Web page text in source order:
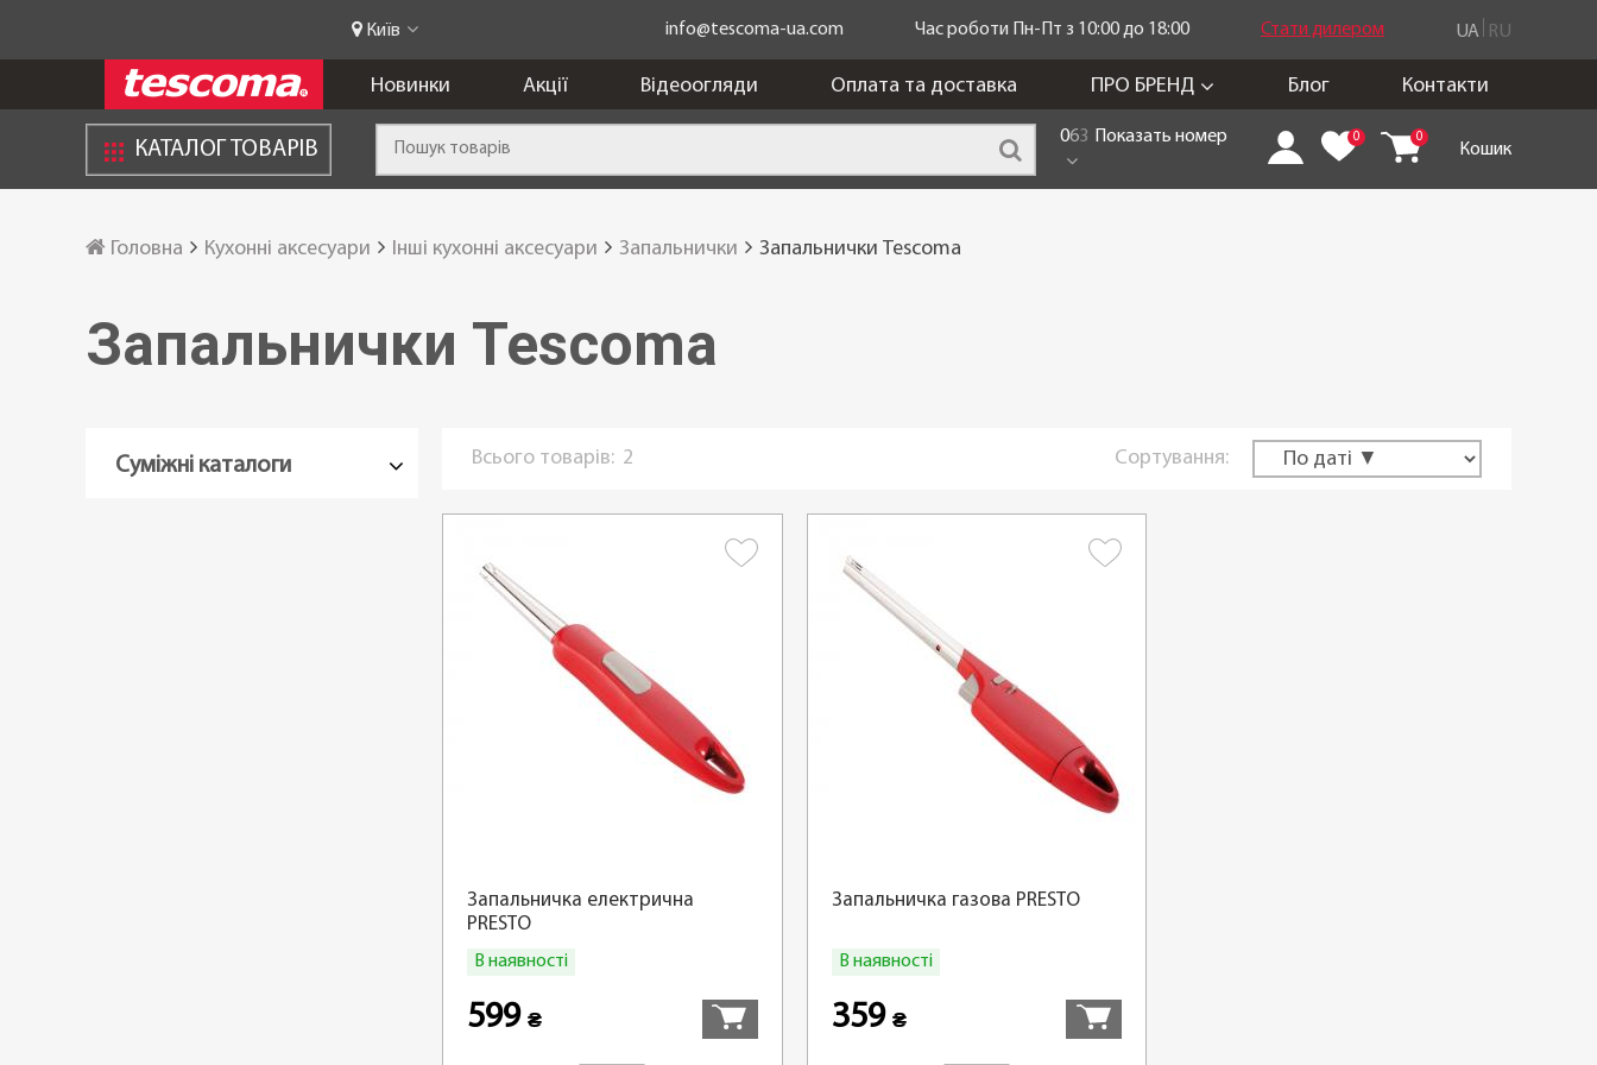
Київ info@tescoma-ua.com Час роботи Пн-Пт з 10:00 до 18:00 Стати дилером UA RU
Новинки Акції Відеоогляди Оплата та доставка ПРО БРЕНД Блог Контакти
КАТАЛОГ ТОВАРІВ
063 Показать номер 0 0
Кошик
Головна Кухонні аксесуари Інші кухонні аксесуари Запальнички Запальнички Tescoma
Запальнички Tescoma
Суміжні каталоги Всього товарів: 2 Сортування:
Запальничка електрична
PRESTO
В наявності
599 ₴
Запальничка газова PRESTO
В наявності
359 ₴